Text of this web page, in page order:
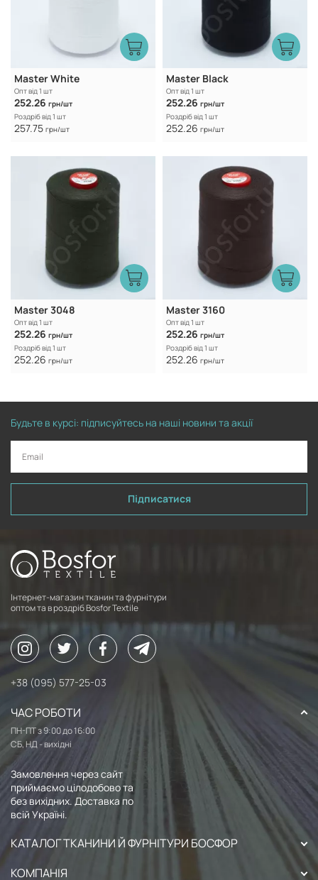
Master White
Опт від 1 шт
252.26 грн/шт
Роздріб від 1 шт
257.75 грн/шт
Master Black
Опт від 1 шт
252.26 грн/шт
Роздріб від 1 шт
252.26 грн/шт
Master 3048
Опт від 1 шт
252.26 грн/шт
Роздріб від 1 шт
252.26 грн/шт
Master 3160
Опт від 1 шт
252.26 грн/шт
Роздріб від 1 шт
252.26 грн/шт
Будьте в курсі: підписуйтесь на наші новини та акції
Підписатися
Інтернет-магазин тканин та фурнітури
оптом та в роздріб Bosfor Textile
+38 (095) 577-25-03
ЧАС РОБОТИ
ПН-ПТ з 9:00 до 16:00
СБ, НД - вихідні
Замовлення через сайт
приймаємо цілодобово та
без вихідних. Доставка по
всій Україні.
КАТАЛОГ ТКАНИНИ Й ФУРНІТУРИ БОСФОР
КОМПАНІЯ